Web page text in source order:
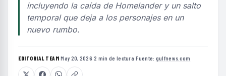
incluyendo la caída de Homelander y un salto
temporal que deja a los personajes en un
nuevo rumbo.
EDITORIAL TEAM·May 20, 2026·2 min de lectura·Fuente: gulfnews.com